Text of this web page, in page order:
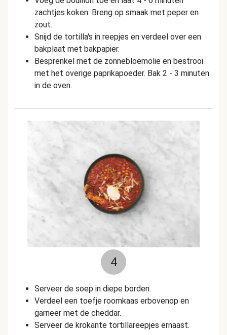
zachtjes koken. Breng op smaak met peper en
zout.
Snijd de tortilla's in reepjes en verdeel over een
bakplaat met bakpapier.
Besprenkel met de zonnebloemolie en bestrooi
met het overige paprikapoeder. Bak 2 - 3 minuten
in de oven.
4
Serveer de soep in diepe borden.
Verdeel een toefje roomkaas erbovenop en
garneer met de cheddar.
Serveer de krokante tortillareepjes ernaast.